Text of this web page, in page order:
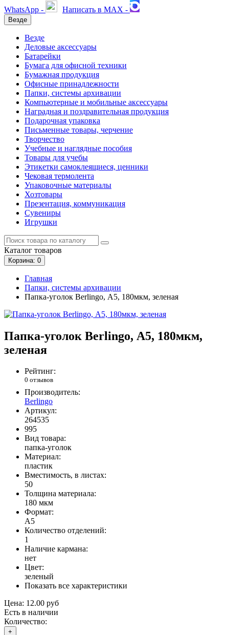
WhatsApp - Написать в MAX -
Везде
Везде
Деловые аксессуары
Батарейки
Бумага для офисной техники
Бумажная продукция
Офисные принадлежности
Папки, системы архивации
Компьютерные и мобильные аксессуары
Наградная и поздравительная продукция
Подарочная упаковка
Письменные товары, черчение
Творчество
Учебные и наглядные пособия
Товары для учебы
Этикетки самоклеящиеся, ценники
Чековая термолента
Упаковочные материалы
Хозтовары
Презентация, коммуникация
Сувениры
Игрушки
Каталог товаров
Корзина: 0
Главная
Папки, системы архивации
Папка-уголок Berlingo, А5, 180мкм, зеленая
Папка-уголок Berlingo, А5, 180мкм,
зеленая
Рейтинг:
0 отзывов
Производитель:
Berlingo
Артикул:
264535
995
Вид товара:
папка-уголок
Материал:
пластик
Вместимость, в листах:
50
Толщина материала:
180 мкм
Формат:
А5
Количество отделений:
1
Наличие кармана:
нет
Цвет:
зеленый
Показать все характеристики
Цена: 12.00 руб
Есть в наличии
Количество:
+